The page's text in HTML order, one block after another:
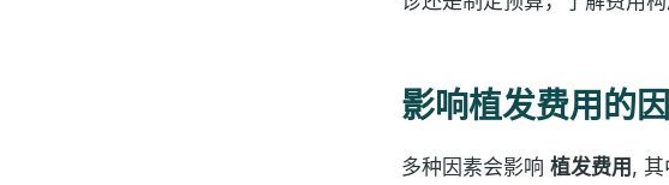
影响植发费用的
多种因素会影响 植发费用 ,